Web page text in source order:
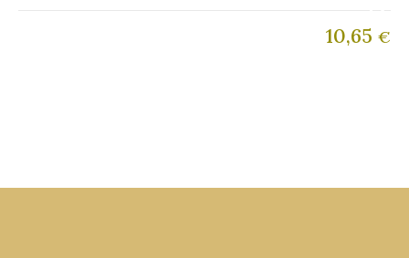
10,65 €